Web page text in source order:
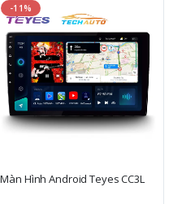
-11%
Màn Hình Android Teyes CC3L